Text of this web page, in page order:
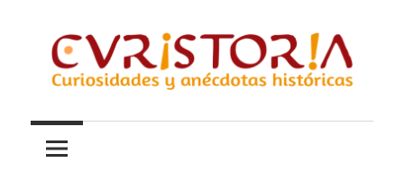
contenido
Curistoria
y
anécdotas